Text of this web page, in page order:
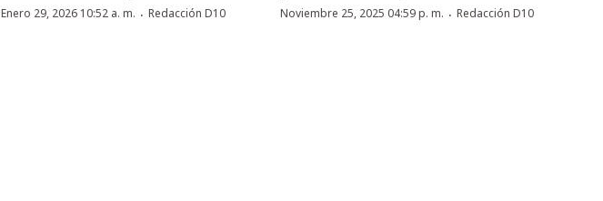
Enero 29, 2026 10:52 a. m. · Redacción D10 Noviembre 25, 2025 04:59 p. m. · Redacción D10